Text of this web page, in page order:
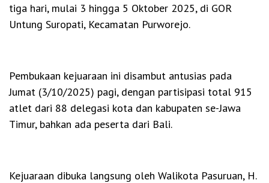
tiga hari, mulai 3 hingga 5 Oktober 2025, di GOR
Untung Suropati, Kecamatan Purworejo.
Pembukaan kejuaraan ini disambut antusias pada
Jumat (3/10/2025) pagi, dengan partisipasi total 915
atlet dari 88 delegasi kota dan kabupaten se-Jawa
Timur, bahkan ada peserta dari Bali.
Kejuaraan dibuka langsung oleh Walikota Pasuruan, H.